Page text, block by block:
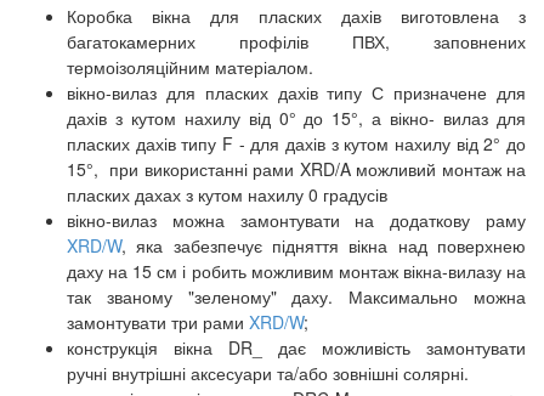
Коробка вікна для пласких дахів виготовлена з
багатокамерних профілів ПВХ, заповнених
термоізоляційним матеріалом.
вікно-вилаз для пласких дахів типу С призначене для
дахів з кутом нахилу від 0° до 15°, а вікно- вилаз для
пласких дахів типу F - для дахів з кутом нахилу від 2° до
15°, при використанні рами XRD/A можливий монтаж на
пласких дахах з кутом нахилу 0 градусів
вікно-вилаз можна замонтувати на додаткову раму
XRD/W, яка забезпечує підняття вікна над поверхнею
даху на 15 см і робить можливим монтаж вікна-вилазу на
так званому "зеленому" даху. Максимально можна
замонтувати три рами XRD/W;
конструкція вікна DR_ дає можливість замонтувати
ручні внутрішні аксесуари та/або зовнішні солярні.